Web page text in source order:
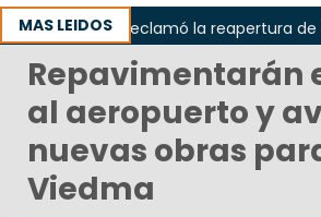
MAS LEIDOS
Odarda reclamó la reapertura de la
Repavimentarán
al aeropuerto y
nuevas obras
Viedma